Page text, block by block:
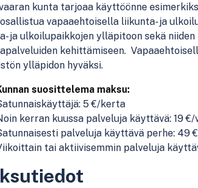
kunta tarjoaa käyttöönne
vapaaehtoisella liikunta- ja
ja ulkoilupaikkojen ylläpitoon sekä
kehittämiseen.
ylläpidon hyväksi.
suosittelema maksu:
5 €/kerta
kerran kuussa palveluja käyttävä: 19 €/
palveluja käyttävä perhe: 49
tai aktiivisemmin palveluja